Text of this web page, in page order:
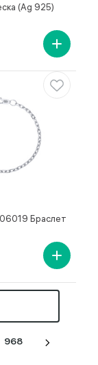
(Ag 925)
Браслет
968